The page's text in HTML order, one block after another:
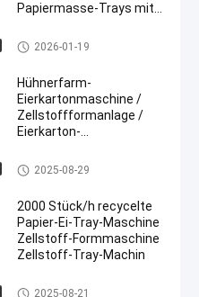
Papiermasse-Trays mit
manueller Trocknung
nach dem
Maschine zur Herstellung von
Apfelschalen
2026-01-19
Hühnerfarm-
Eierkartonmaschine /
Zellstoffformanlage /
Eierkarton-
Steuerung
Ei Tray Packaging Machine
2025-08-29
2000 Stück/h recycelte
Papier-Ei-Tray-Maschine
Zellstoff-Formmaschine
Zellstoff-Tray-Machin
Maschine zur Herstellung von
2025-08-21